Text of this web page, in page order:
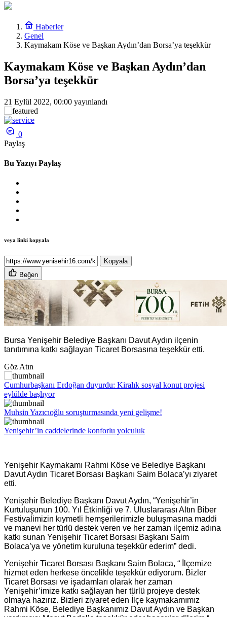
Haberler
Genel
Kaymakam Köse ve Başkan Aydın’dan Borsa’ya teşekkür
Kaymakam Köse ve Başkan Aydın’dan
Borsa’ya teşekkür
21 Eylül 2022, 00:00 yayınlandı
0
Paylaş
Bu Yazıyı Paylaş
veya linki kopyala
Kopyala
Beğen
Bursa Yenişehir Belediye Başkanı Davut Aydın ilçenin
tanıtımına katkı sağlayan Ticaret Borsasına teşekkür etti.
Göz Atın
Cumhurbaşkanı Erdoğan duyurdu: Kiralık sosyal konut projesi
eylülde başlıyor
Muhsin Yazıcıoğlu soruşturmasında yeni gelişme!
Yenişehir’in caddelerinde konforlu yolculuk
Yenişehir Kaymakamı Rahmi Köse ve Belediye Başkanı
Davut Aydın Ticaret Borsası Başkanı Saim Bolaca’yı ziyaret
etti.
Yenişehir Belediye Başkanı Davut Aydın, “Yenişehir’in
Kurtuluşunun 100. Yıl Etkinliği ve 7. Uluslararası Altın Biber
Festivalimizin kıymetli hemşerilerimizle buluşmasına maddi
ve manevi her türlü destek veren ve her zaman ilçemiz adına
katkı sunan Yenişehir Ticaret Borsası Başkanı Saim
Bolaca’ya ve yönetim kuruluna teşekkür ederim” dedi.
Yenişehir Ticaret Borsası Başkanı Saim Bolaca, “ İlçemize
hizmet eden herkese öncelikle teşekkür ediyorum. Bizler
Ticaret Borsası ve işadamları olarak her zaman
Yenişehir’imize katkı sağlayan her türlü projeye destek
olmaya hazırız. Bizleri ziyaret eden İlçe kaymakamımız
Rahmi Köse, Belediye Başkanımız Davut Aydın ve Başkan